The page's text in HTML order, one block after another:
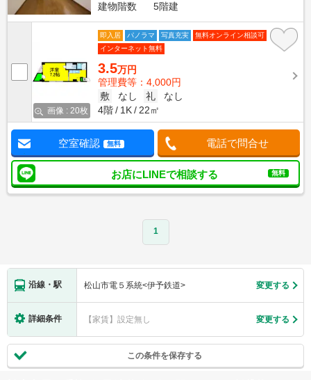
建物階数
5階建
画像 : 20枚
即入居 パノラマ 写真充実
無料オンライン相談可
インターネット無料
3.5万円
管理費等：4,000円
敷
なし 礼
なし
4階
1K 22㎡
空室確認 無料 電話で問合せ
お店にLINEで相談する 無料
1
沿線・駅 松山市電５系統<伊予鉄道> 変更する
詳細条件 【家賃】設定無し 変更する
この条件を保存する